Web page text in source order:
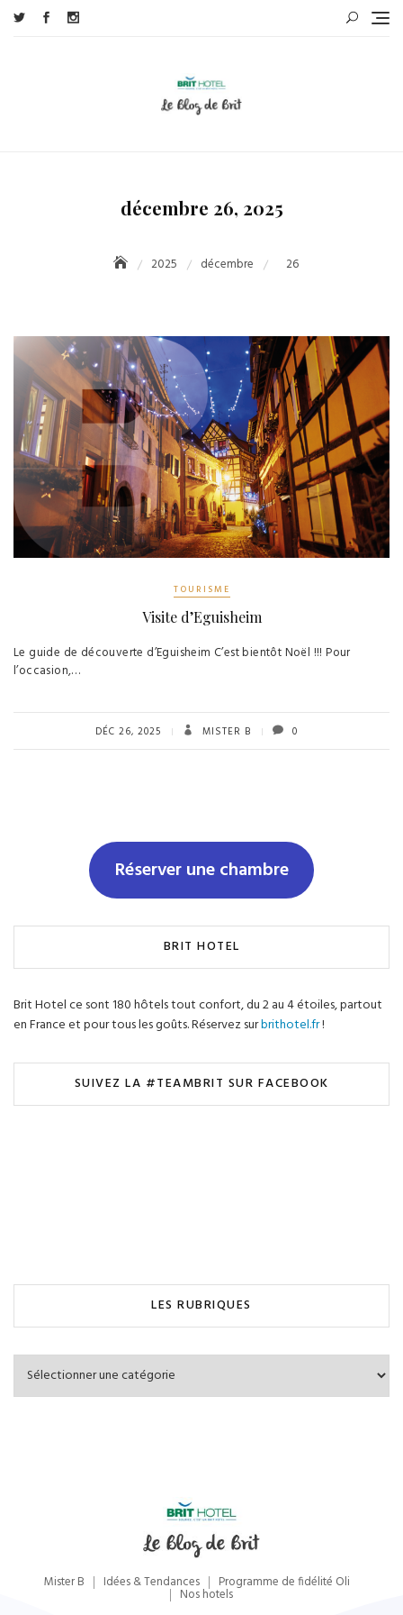
décembre 26, 2025
2025 décembre 26
TOURISME
Visite d’Eguisheim
Le guide de découverte d’Eguisheim C’est bientôt Noël !!! Pour
l’occasion,…
DÉC 26, 2025 MISTER B 0
Réserver une chambre
BRIT HOTEL
Brit Hotel ce sont 180 hôtels tout confort, du 2 au 4 étoiles, partout
en France et pour tous les goûts. Réservez surbrithotel.fr!
SUIVEZ LA #TEAMBRIT SUR FACEBOOK
LES RUBRIQUES
Rubriques
Mister B Idées & Tendances Programme de fidélité Oli
Nos hotels